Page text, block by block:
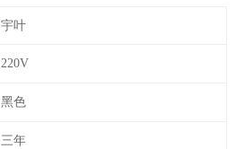
宇叶
220V
黑色
三年